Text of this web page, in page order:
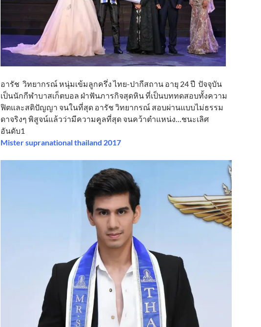
อารัช วิทยากรณ์ หนุ่มเข้มลูกครึ่ง ไทย-ปากีสถาน อายุ 24 ปี ปัจจุบัน
เป็นนักกีฬาบาสเก็ตบอล ฝ่าฟันภารกิจสุดหิน ที่เป็นบททดสอบทั้งความ
ฟิตและสติปัญญา จนในที่สุด อารัช วิทยากรณ์ สอบผ่านแบบไม่ธรรม
ดาจริงๆ พิสูจน์แล้วว่ามีความคูลที่สุด จนคว้าตำแหน่ง…ชนะเลิศ
อันดับ1
Mister supranational thailand 2017